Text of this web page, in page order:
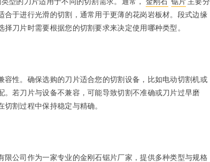
于进行光滑的切割，通常用于更薄的花岗岩板材。段式边缘
刀片时需要根据您的切割要求来决定使用哪种类型。
性。确保选购的刀片适合您的切割设备，比如电动切割机或
若刀片与设备不兼容，可能导致切割不准确或刀片过早磨
割过程中保持稳定与精确。
公司作为一家专业的金刚石锯片厂家，提供多种类型与规格